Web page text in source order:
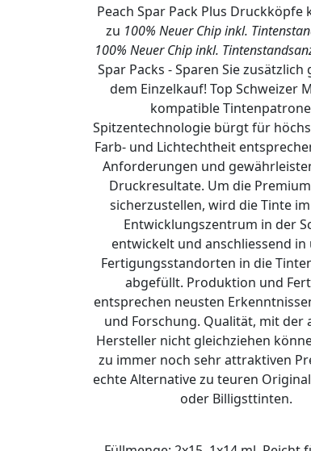
Peach Spar Pack Plus Druckköpfe
zu 100% Neuer Chip inkl.
100% Neuer Chip inkl.
Spar Packs - Sparen Sie
dem Einzelkauf! Top Schweizer
kompatible
Spitzentechnologie bürgt für
Farb- und Lichtechtheit
Anforderungen und
Druckresultate. Um die
sicherzustellen, wird die Tinte
Entwicklungszentrum in der
entwickelt und anschliessend in
Fertigungsstandorten in die
abgefüllt. Produktion und
entsprechen neusten
und Forschung. Qualität, mit der
Hersteller nicht gleichziehen
zu immer noch sehr attraktiven
echte Alternative zu teuren
oder Billigsttinten.